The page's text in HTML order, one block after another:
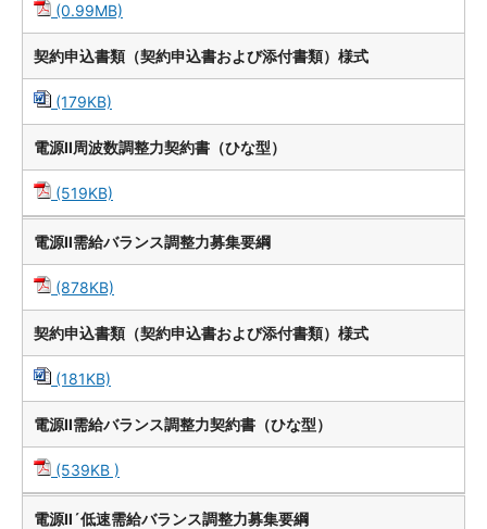
(0.99MB)
契約申込書類（契約申込書および添付書類）様式
(179KB)
電源Ⅱ周波数調整力契約書（ひな型）
(519KB)
電源Ⅱ需給バランス調整力募集要綱
(878KB)
契約申込書類（契約申込書および添付書類）様式
(181KB)
電源Ⅱ需給バランス調整力契約書（ひな型）
(539KB )
電源Ⅱ´低速需給バランス調整力募集要綱